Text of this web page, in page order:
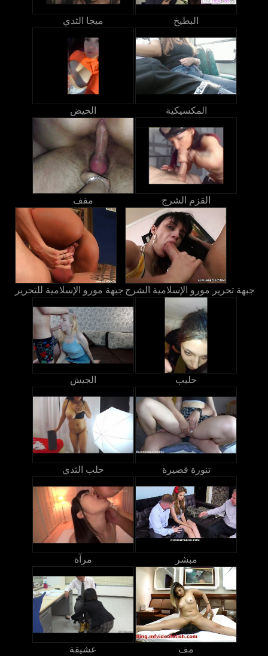
ميجا الثدي البطيخ
الحيض المكسيكية
مفف القزم الشرج
جبهة مورو الإسلامية للتحرير جبهة تحرير مورو الإسلامية الشرج
الجيش حليب
حلب الثدي تنورة قصيرة
مرآة مبشر
عشيقة مف